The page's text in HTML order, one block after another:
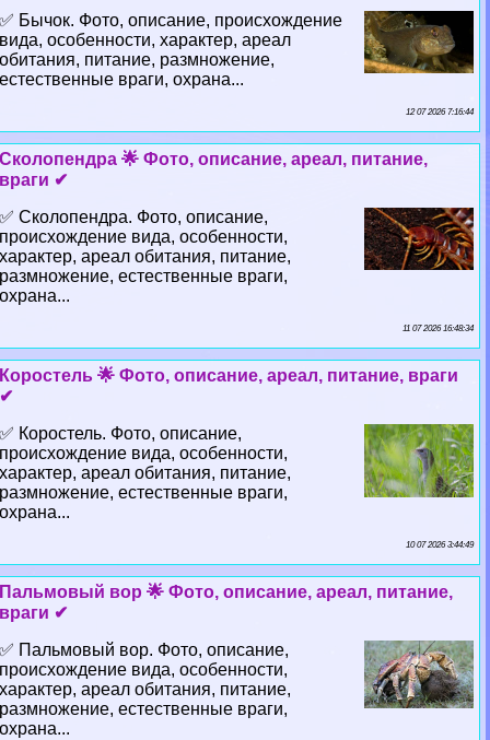
✅ Бычок. Фото, описание, происхождение
вида, особенности, хаpaктер, ареал
обитания, питание, размножение,
естественные враги, охрана...
12 07 2026 7:16:44
Сколопендра 🌟 Фото, описание, ареал, питание,
враги ✔
✅ Сколопендра. Фото, описание,
происхождение вида, особенности,
хаpaктер, ареал обитания, питание,
размножение, естественные враги,
охрана...
11 07 2026 16:48:34
Коростель 🌟 Фото, описание, ареал, питание, враги
✔
✅ Коростель. Фото, описание,
происхождение вида, особенности,
хаpaктер, ареал обитания, питание,
размножение, естественные враги,
охрана...
10 07 2026 3:44:49
Пальмовый вор 🌟 Фото, описание, ареал, питание,
враги ✔
✅ Пальмовый вор. Фото, описание,
происхождение вида, особенности,
хаpaктер, ареал обитания, питание,
размножение, естественные враги,
охрана...